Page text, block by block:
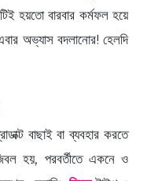
হয়তো বারবার কর্মফল হয়ে
অভ্যাস বদলানোর! হেলদি
বাছাই বা ব্যবহার করতে
হয়, পরবর্তীতে একনে ও